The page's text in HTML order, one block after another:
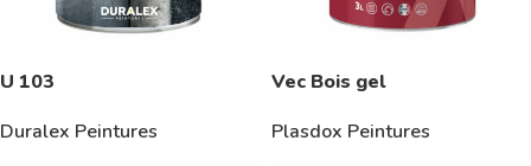
U 103
Duralex Peintures
Vec Bois gel
Plasdox Peintures